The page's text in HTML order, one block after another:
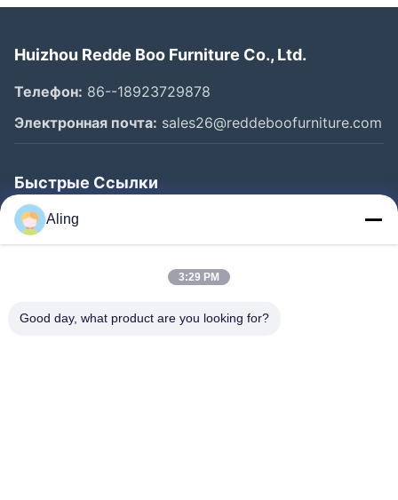
Huizhou Redde Boo Furniture Co., Ltd.
Телефон: 86--18923729878
Электронная почта: sales26@reddeboofurniture.com
Быстрые Ссылки
Главная Страница
Продукция
О Компании
Aling
3:29 PM
Good day, what product are you looking for?